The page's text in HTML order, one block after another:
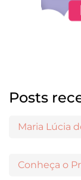
Posts
Conheça o